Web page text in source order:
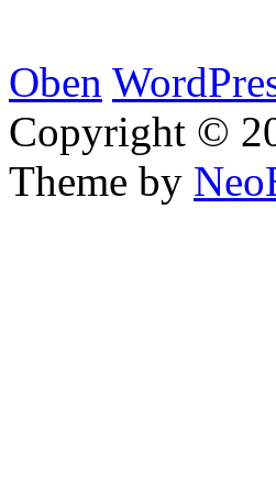
Oben
Copyright ©
Theme by